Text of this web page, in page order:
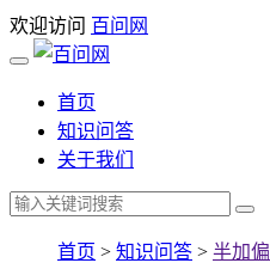
欢迎访问 百问网
首页
知识问答
关于我们
首页 > 知识问答 > 半加